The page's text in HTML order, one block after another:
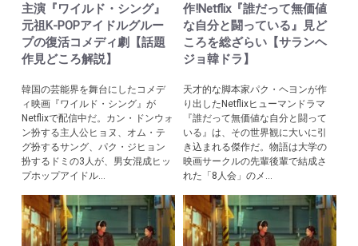
主演『ワイルド・シング』
元祖K-POPアイドルグルー
プの復活コメディ劇【話題
作見どころ解説】
韓国の芸能界を舞台にしたコメデ
ィ映画『ワイルド・シング』が
Netflixで配信中だ。カン・ドンウォ
ン扮する主人公ヒョヌ、オム・テ
グ扮するサング、パク・ジヒョン
扮するドミの3人が、男女混成ヒッ
プホップアイドル...
作!Netflix『誰だって無価値
な自分と闘っている』見ど
ころを総ざらい【サランヘ
ジョ韓ドラ】
天才的な脚本家パク・ヘヨンが作
り出したNetflixヒューマンドラマ
『誰だって無価値な自分と闘って
いる』は、その世界観に大いに引
き込まれる傑作だ。物語は大学の
映画サークルの先輩後輩で結成さ
れた「8人会」のメ...